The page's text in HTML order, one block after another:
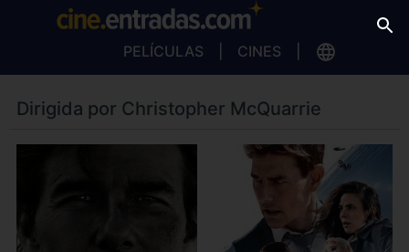
PELÍCULAS CINES
Dirigida por Christopher McQuarrie